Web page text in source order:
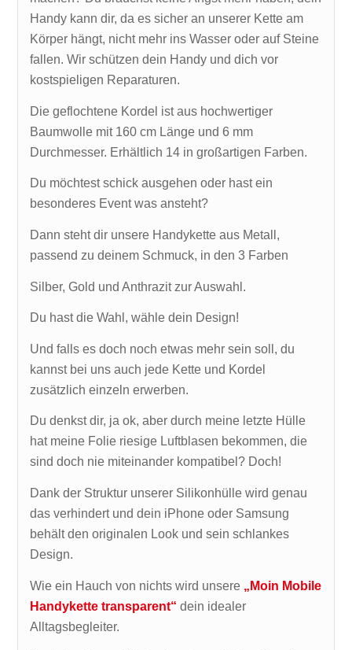
Handy kann dir, da es sicher an unserer Kette am
Körper hängt, nicht mehr ins Wasser oder auf Steine
fallen. Wir schützen dein Handy und dich vor
kostspieligen Reparaturen.
Die geflochtene Kordel ist aus hochwertiger
Baumwolle mit 160 cm Länge und 6 mm
Durchmesser. Erhältlich 14 in großartigen Farben.
Du möchtest schick ausgehen oder hast ein
besonderes Event was ansteht?
Dann steht dir unsere Handykette aus Metall,
passend zu deinem Schmuck, in den 3 Farben
Silber, Gold und Anthrazit zur Auswahl.
Du hast die Wahl, wähle dein Design!
Und falls es doch noch etwas mehr sein soll, du
kannst bei uns auch jede Kette und Kordel
zusätzlich einzeln erwerben.
Du denkst dir, ja ok, aber durch meine letzte Hülle
hat meine Folie riesige Luftblasen bekommen, die
sind doch nie miteinander kompatibel? Doch!
Dank der Struktur unserer Silikonhülle wird genau
das verhindert und dein iPhone oder Samsung
behält den originalen Look und sein schlankes
Design.
Wie ein Hauch von nichts wird unsere „Moin Mobile
Handykette transparent“dein idealer
Alltagsbegleiter.